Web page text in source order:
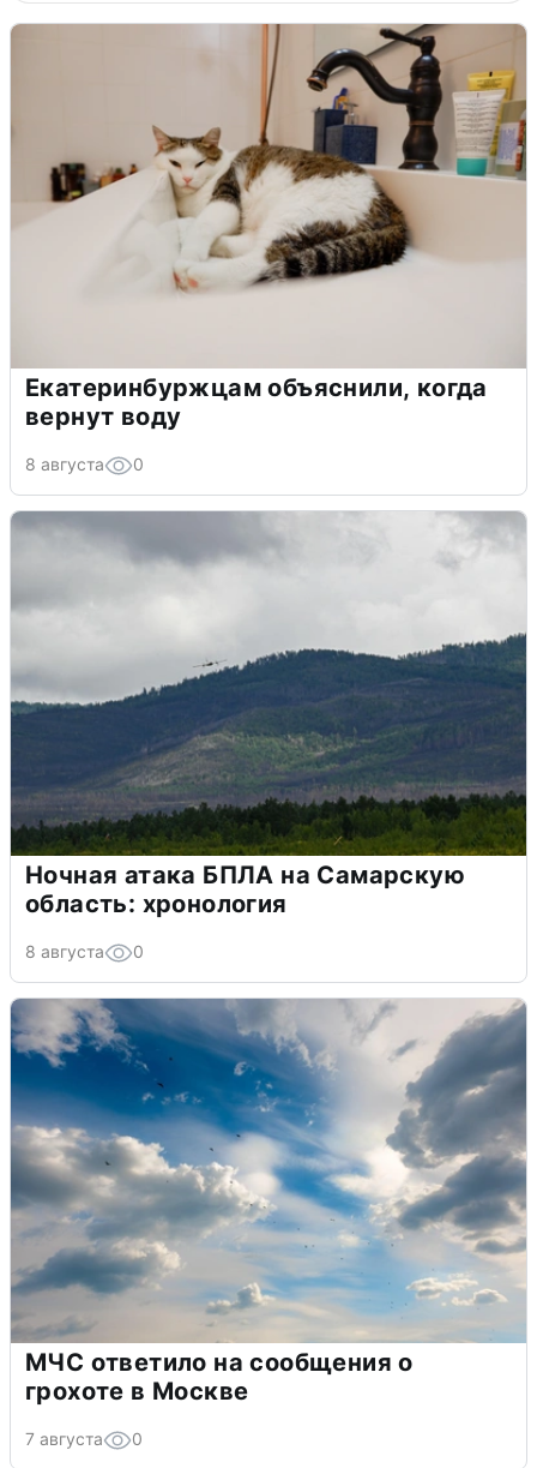
Екатеринбуржцам объяснили, когда
вернут воду
8 августа 0
Ночная атака БПЛА на Самарскую
область: хронология
8 августа 0
МЧС ответило на сообщения о
грохоте в Москве
7 августа 0